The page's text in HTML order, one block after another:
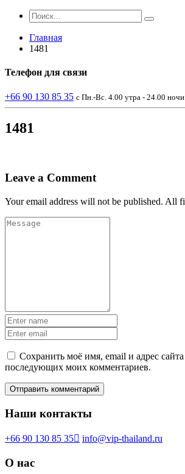
Главная
1481
Телефон для связи
+66 90 130 85 35 с Пн.-Вс. 4.00 утра - 24.00 ночи
1481
Leave a Comment
Your email address will not be published. All
Сохранить моё имя, email и адрес сайта
последующих моих комментариев.
Наши контакты
+66 90 130 85 35 info@vip-thailand.ru
О нас